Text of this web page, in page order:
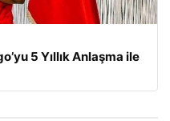
5 Yıllık Anlaşma ile